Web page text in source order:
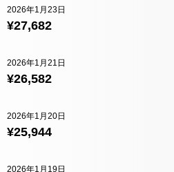
¥27,682
2026年1月23日
¥26,582
2026年1月21日
¥25,944
2026年1月20日
2026年1月19日